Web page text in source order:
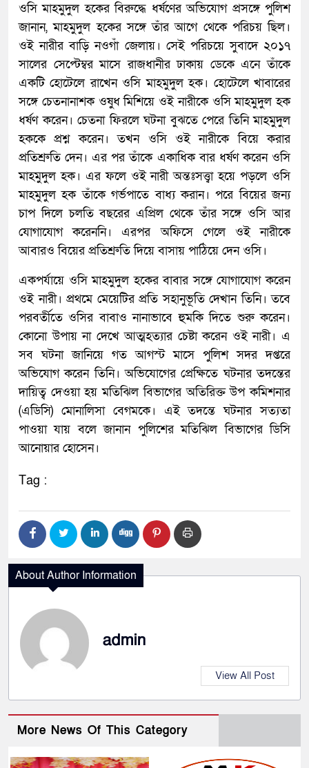
ওসি মাহমুদুল হকের বিরুদ্ধে ধর্ষণের অভিযোগ প্রসঙ্গে পুলিশ
জানান, মাহমুদুল হকের সঙ্গে তাঁর আগে থেকে পরিচয় ছিল।
ওই নারীর বাড়ি নওগাঁ জেলায়। সেই পরিচয়ে সুবাদে ২০১৭
সালের সেপ্টেম্বর মাসে রাজধানীর ঢাকায় ডেকে এনে তাঁকে
একটি হোটেলে রাখেন ওসি মাহমুদুল হক। হোটেলে খাবারের
সঙ্গে চেতনানাশক ওষুধ মিশিয়ে ওই নারীকে ওসি মাহমুদুল হক
ধর্ষণ করেন। চেতনা ফিরলে ঘটনা বুঝতে পেরে তিনি মাহমুদুল
হককে প্রশ্ন করেন। তখন ওসি ওই নারীকে বিয়ে করার
প্রতিশ্রুতি দেন। এর পর তাঁকে একাধিক বার ধর্ষণ করেন ওসি
মাহমুদুল হক। এর ফলে ওই নারী অন্তঃসত্ত্বা হয়ে পড়লে ওসি
মাহমুদুল হক তাঁকে গর্ভপাতে বাধ্য করান। পরে বিয়ের জন্য
চাপ দিলে চলতি বছরের এপ্রিল থেকে তাঁর সঙ্গে ওসি আর
যোগাযোগ করেননি। এরপর অফিসে গেলে ওই নারীকে
আবারও বিয়ের প্রতিশ্রুতি দিয়ে বাসায় পাঠিয়ে দেন ওসি।
একপর্যায়ে ওসি মাহমুদুল হকের বাবার সঙ্গে যোগাযোগ করেন
ওই নারী। প্রথমে মেয়েটির প্রতি সহানুভূতি দেখান তিনি। তবে
পরবর্তীতে ওসির বাবাও নানাভাবে হুমকি দিতে শুরু করেন।
কোনো উপায় না দেখে আত্মহত্যার চেষ্টা করেন ওই নারী। এ
সব ঘটনা জানিয়ে গত আগস্ট মাসে পুলিশ সদর দপ্তরে
অভিযোগ করেন তিনি। অভিযোগের প্রেক্ষিতে ঘটনার তদন্তের
দায়িত্ব দেওয়া হয় মতিঝিল বিভাগের অতিরিক্ত উপ কমিশনার
(এডিসি) মোনালিসা বেগমকে। এই তদন্তে ঘটনার সত্যতা
পাওয়া যায় বলে জানান পুলিশের মতিঝিল বিভাগের ডিসি
আনোয়ার হোসেন।
Tag :
About Author Information
admin
View All Post
More News Of This Category